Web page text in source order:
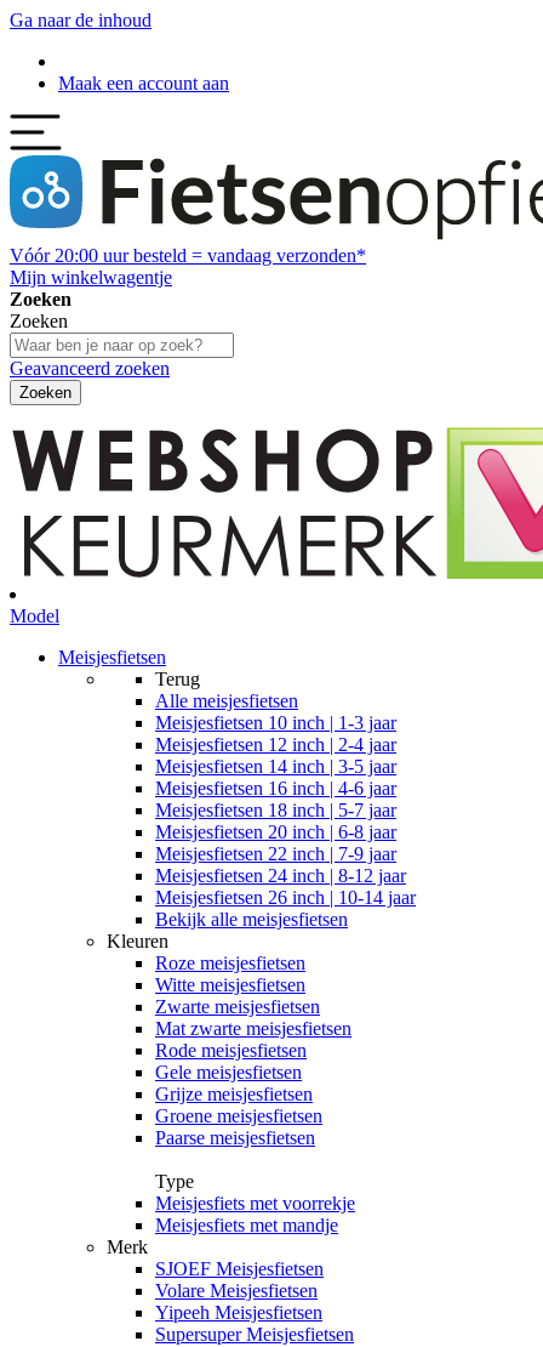
Ga naar de inhoud
Maak een account aan
Vóór 20:00 uur besteld = vandaag verzonden*
Mijn winkelwagentje
Zoeken
Zoeken
Geavanceerd zoeken
Zoeken
Model
Meisjesfietsen
Terug
Alle meisjesfietsen
Meisjesfietsen 10 inch | 1-3 jaar
Meisjesfietsen 12 inch | 2-4 jaar
Meisjesfietsen 14 inch | 3-5 jaar
Meisjesfietsen 16 inch | 4-6 jaar
Meisjesfietsen 18 inch | 5-7 jaar
Meisjesfietsen 20 inch | 6-8 jaar
Meisjesfietsen 22 inch | 7-9 jaar
Meisjesfietsen 24 inch | 8-12 jaar
Meisjesfietsen 26 inch | 10-14 jaar
Bekijk alle meisjesfietsen
Kleuren
Roze meisjesfietsen
Witte meisjesfietsen
Zwarte meisjesfietsen
Mat zwarte meisjesfietsen
Rode meisjesfietsen
Gele meisjesfietsen
Grijze meisjesfietsen
Groene meisjesfietsen
Paarse meisjesfietsen
Type
Meisjesfiets met voorrekje
Meisjesfiets met mandje
Merk
SJOEF Meisjesfietsen
Volare Meisjesfietsen
Yipeeh Meisjesfietsen
Supersuper Meisjesfietsen